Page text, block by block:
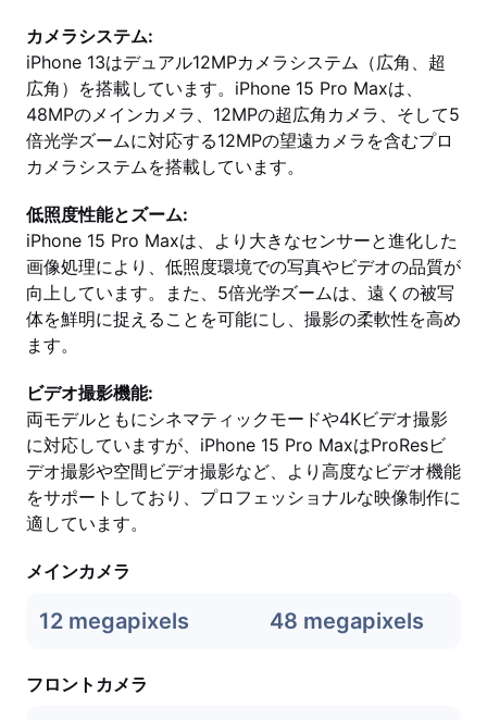
カメラシステム:
iPhone 13はデュアル12MPカメラシステム（広角、超
広角）を搭載しています。iPhone 15 Pro Maxは、
48MPのメインカメラ、12MPの超広角カメラ、そして5
倍光学ズームに対応する12MPの望遠カメラを含むプロ
カメラシステムを搭載しています。
低照度性能とズーム:
iPhone 15 Pro Maxは、より大きなセンサーと進化した
画像処理により、低照度環境での写真やビデオの品質が
向上しています。また、5倍光学ズームは、遠くの被写
体を鮮明に捉えることを可能にし、撮影の柔軟性を高め
ます。
ビデオ撮影機能:
両モデルともにシネマティックモードや4Kビデオ撮影
に対応していますが、iPhone 15 Pro MaxはProResビ
デオ撮影や空間ビデオ撮影など、より高度なビデオ機能
をサポートしており、プロフェッショナルな映像制作に
適しています。
メインカメラ
12 megapixels 48 megapixels
フロントカメラ